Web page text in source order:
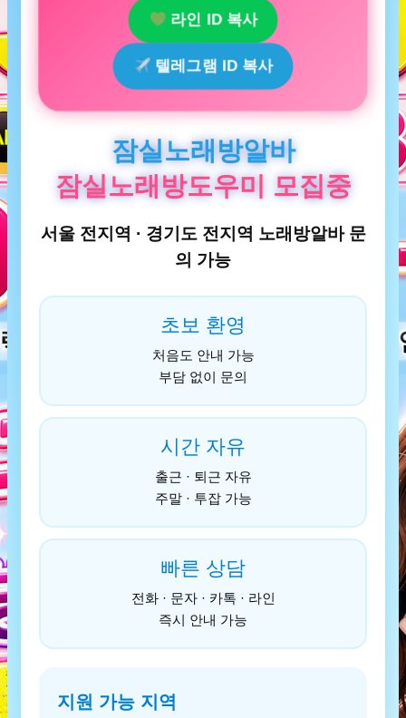
라인 ID 복사
텔레그램 ID 복사
잠실노래방알바
잠실노래방도우미 모집중
서울 전지역 · 경기도 전지역 노래방알바 문
의 가능
초보 환영
처음도 안내 가능
부담 없이 문의
시간 자유
출근 · 퇴근 자유
주말 · 투잡 가능
빠른 상담
전화 · 문자 · 카톡 · 라인
즉시 안내 가능
지원 가능 지역